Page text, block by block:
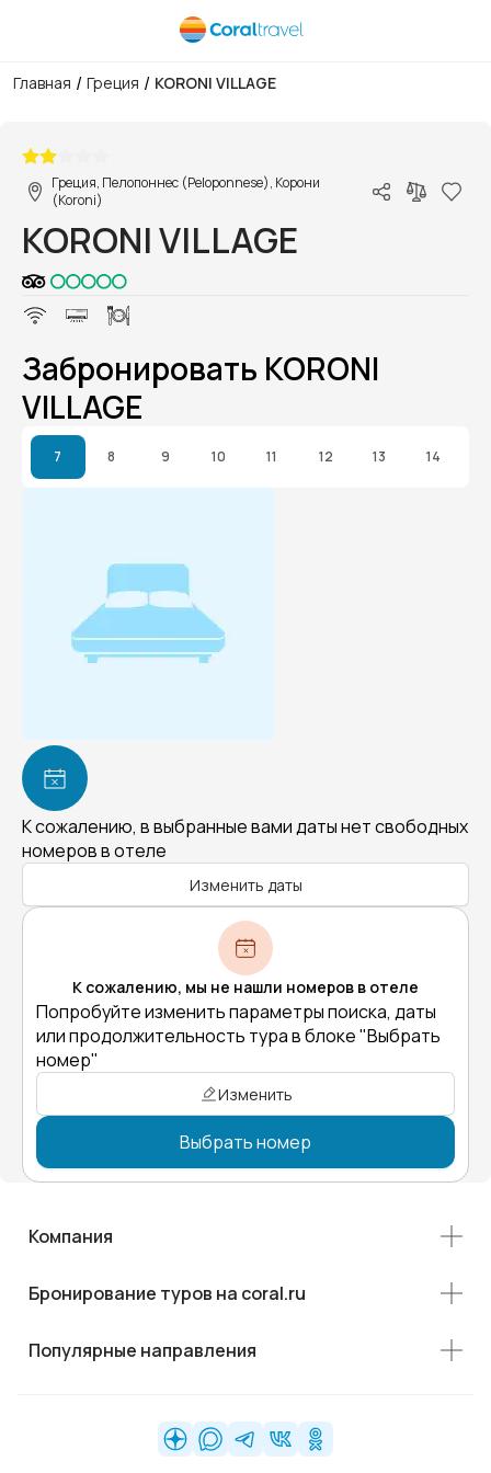
Главная / Греция / KORONI VILLAGE
Греция, Пелопоннес (Peloponnese), Корони
(Koroni)
KORONI VILLAGE
Забронировать KORONI
VILLAGE
7 8 9 10 11 12 13 14
К сожалению, в выбранные вами даты нет свободных
номеров в отеле
Изменить даты
К сожалению, мы не нашли номеров в отеле
Попробуйте изменить параметры поиска, даты
или продолжительность тура в блоке "Выбрать
номер"
Изменить
Выбрать номер
Компания
Бронирование туров на coral.ru
Популярные направления